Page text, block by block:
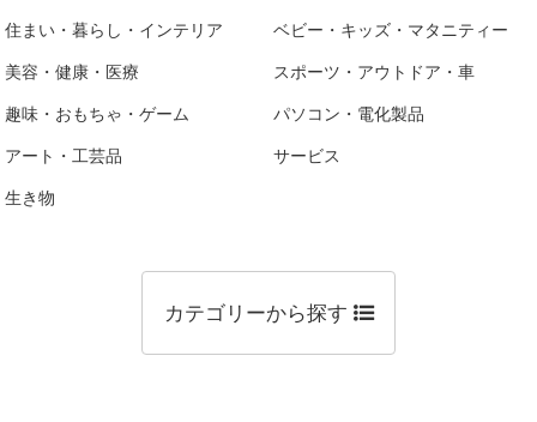
住まい・暮らし・インテリア ベビー・キッズ・マタニティー
美容・健康・医療 スポーツ・アウトドア・車
趣味・おもちゃ・ゲーム パソコン・電化製品
アート・工芸品 サービス
生き物
カテゴリーから探す